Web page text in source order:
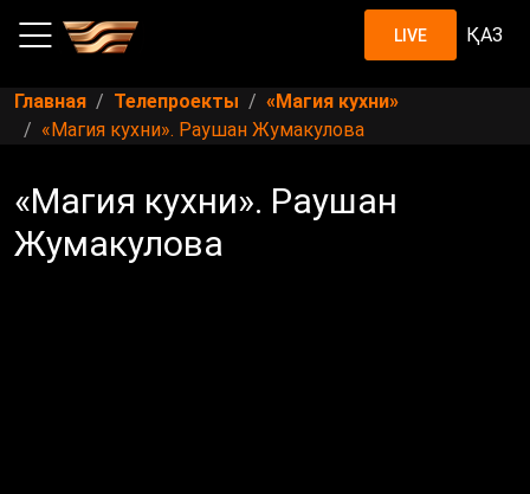
LIVE ҚАЗ
Главная Телепроекты
«Магия кухни»
«Магия кухни». Раушан Жумакулова
«Магия кухни». Раушан
Жумакулова